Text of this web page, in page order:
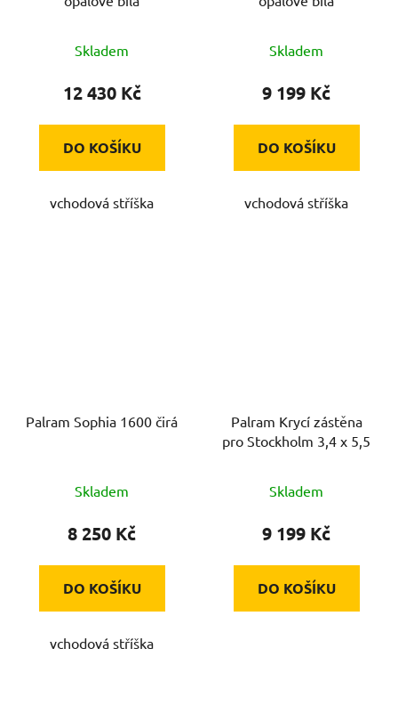
Skladem
12 430 Kč
DO KOŠÍKU
vchodová stříška
Skladem
9 199 Kč
DO KOŠÍKU
vchodová stříška
Palram Sophia 1600 čirá
Skladem
8 250 Kč
DO KOŠÍKU
vchodová stříška
Palram Krycí zástěna
pro Stockholm 3,4 x 5,5
Skladem
9 199 Kč
DO KOŠÍKU